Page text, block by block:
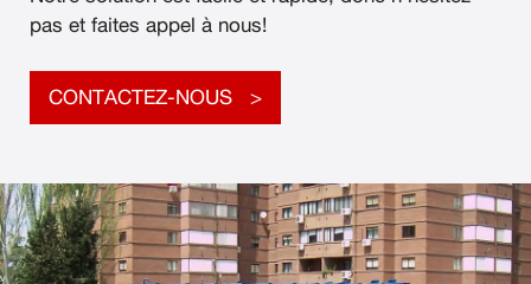
pas et faites appel à nous!
CONTACTEZ-NOUS